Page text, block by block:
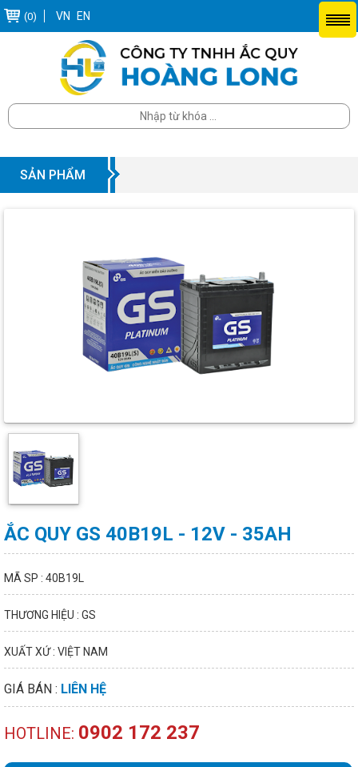
(0) VN EN
SẢN PHẨM
ẮC QUY GS 40B19L - 12V - 35AH
MÃ SP : 40B19L
THƯƠNG HIỆU : GS
XUẤT XỨ : VIỆT NAM
GIÁ BÁN : LIÊN HỆ
HOTLINE: 0902 172 237